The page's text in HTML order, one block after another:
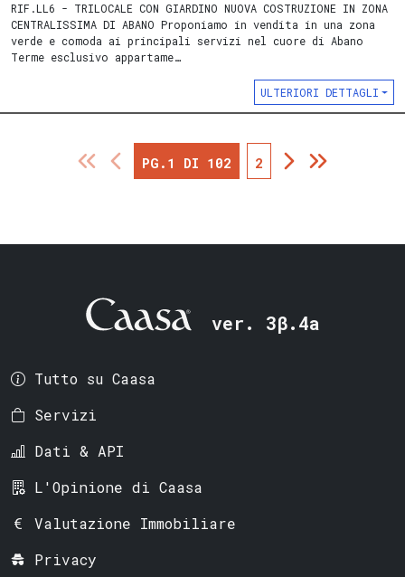
RIF.LL6 - TRILOCALE CON GIARDINO NUOVA COSTRUZIONE IN ZONA
CENTRALISSIMA DI ABANO Proponiamo in vendita in una zona
verde e comoda ai principali servizi nel cuore di Abano
Terme esclusivo appartame…
ULTERIORI DETTAGLI
PG.1 DI 102 2
ver. 3β.4a
Tutto su Caasa
Servizi
Dati & API
L'Opinione di Caasa
Valutazione Immobiliare
Privacy